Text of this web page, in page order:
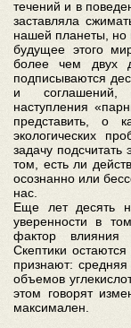
течений и в
заставляла
нашей планеты, но
будущее этого
более чем двух
подписываются
и соглашений,
наступления
представить, о
экологических
задачу
том, есть ли
осознанно или
нас.
Еще лет десять
уверенности в
фактор влияния
Скептики
признают: средняя
объемов
этом говорят
максимален.